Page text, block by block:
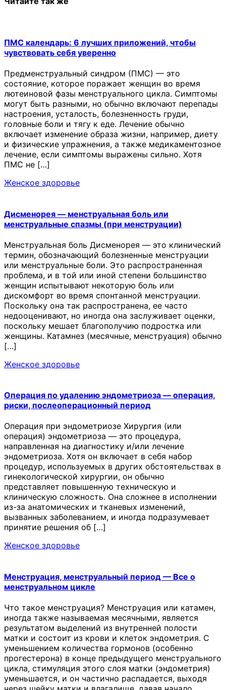
ПМС календарь: 6 лучших приложений, чтобы
чувствовать себя уверенно
Предменструальный синдром (ПМС) — это
состояние, которое поражает женщин во время
лютеиновой фазы менструального цикла. Симптомы
могут быть разными, но обычно включают перепады
настроения, усталость, болезненность груди,
головные боли и тягу к еде. Лечение обычно
включает изменение образа жизни, например, диету
и физические упражнения, а также медикаментозное
лечение, если симптомы выражены сильно. Хотя
ПМС не […]
Женское здоровье
Дисменорея — менструальная боль или
менструальные спазмы (при менструации)
Менструальная боль Дисменорея — это клинический
термин, обозначающий болезненные менструации
или менструальные боли. Это распространенная
проблема, и в той или иной степени большинство
женщин испытывают некоторую боль или
дискомфорт во время спонтанной менструации.
Поскольку она так распространена, ее часто
недооценивают, но иногда она заслуживает оценки,
поскольку мешает благополучию подростка или
женщины. Катамнез (месячные, менструация) обычно
[…]
Женское здоровье
Операция по удалению эндометриоза — операция,
риски, послеоперационный период
Операция при эндометриозе Хирургия (или
операция) эндометриоза — это процедура,
направленная на диагностику и/или лечение
эндометриоза. Хотя он включает в себя набор
процедур, используемых в других обстоятельствах в
гинекологической хирургии, он обычно
представляет повышенную техническую и
клиническую сложность. Она сложнее в исполнении
из-за анатомических и тканевых изменений,
вызванных заболеванием, и иногда подразумевает
принятие решения об […]
Женское здоровье
Менструация, менструальный период — Все о
менструальном цикле
Что такое менструация? Менструация или катамен,
иногда также называемая месячными, является
результатом выделений из внутренней полости
матки и состоит из крови и клеток эндометрия. С
уменьшением количества гормонов (особенно
прогестерона) в конце предыдущего менструального
цикла, стимуляция этого слоя матки (эндометрия)
уменьшается, и он частично распадается, выходя